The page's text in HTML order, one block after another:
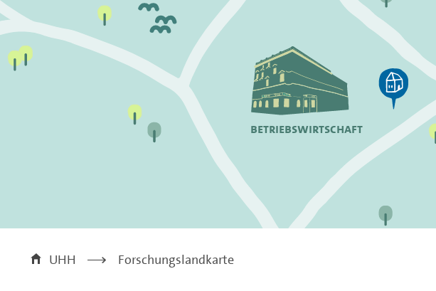
Betriebswirtschaft
UHH > Forschungslandkarte